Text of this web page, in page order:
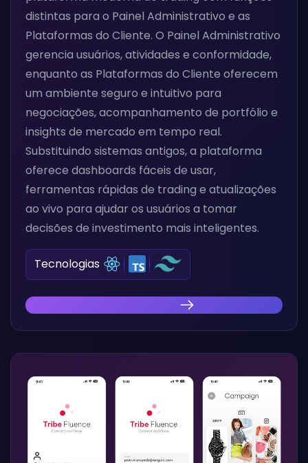
distintas para o Painel Administrativo e as
Plataformas do Cliente. O Painel Administrativo
gerencia usuários, atividades e conformidade,
enquanto as Plataformas do Cliente oferecem
um ambiente seguro e intuitivo para
negociações, acompanhamento de portfólio e
insights de mercado em tempo real.
Substituindo sistemas antigos, a plataforma
oferece dashboards fáceis de usar,
ferramentas rápidas de trading e atualizações
ao vivo para ajudar os usuários a tomar
decisões de investimento mais inteligentes.
Tecnologias
Descubra Nossa Inovação